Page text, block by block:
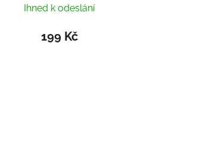
Ihned k odeslání
199 Kč